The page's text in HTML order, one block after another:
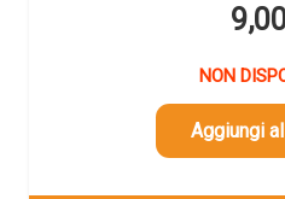
NON
Aggiungi